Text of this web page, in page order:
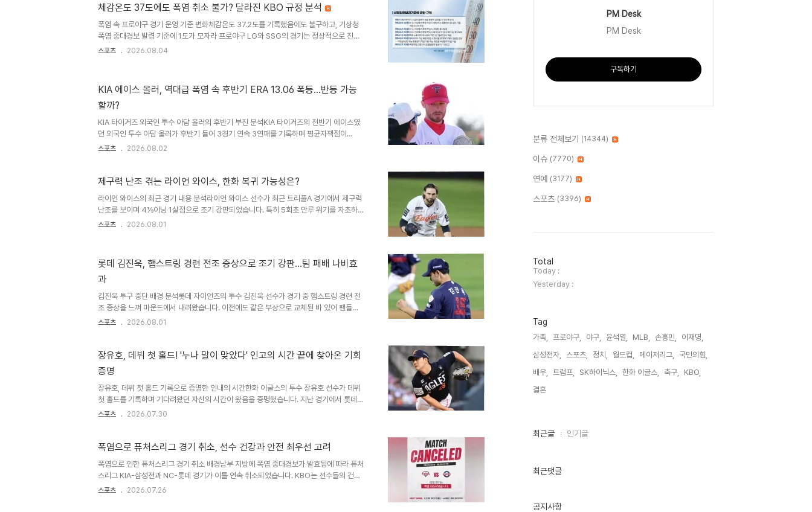
우선으로 고려한 향후 폭염 관련 리그 종합 운영 방침과 안전 대책을 논의할 계획입니다. 종
결정했습니다. 이는 KBO리그 10경기, 퓨처스리그 10경기에 해당하는 긴급 특별 조..
체감온도 37도에도 폭염 취소 불가? 달라진 KBO 규정 분석
폭염 속 프로야구 경기 운영 기준 변화체감온도 37.2도를 기록했음에도 불구하고, 기상청
폭염 중대경보 발령 기준에 1도가 모자라 프로야구 LG와 SSG의 경기는 정상적으로 진행
됩니다. 최근 지속되는 폭염으로부터 관람객과 선수단의 안전을 확보하기 위해 KBO는 기
는 취소 여부를 결정합니다. 폭염경보 이상 시 최대 1시간 경기 지연이 가능하며, 폭염중대
경보 발효 시에는 경기 당일 오전 1시 전까지 경기 취소를 결정할 수 있습니다. 다만, ..
스포츠 2026.08.04
KIA 에이스 올러, 역대급 폭염 속 후반기 ERA 13.06 폭등…반등 가능
할까?
KIA 타이거즈 외국인 투수 아담 올러의 후반기 부진 분석KIA 타이거즈의 전반기 에이스였
던 외국인 투수 아담 올러가 후반기 들어 3경기 연속 3연패를 기록하며 평균자책점이
13.06으로 폭등했습니다. 지난해 KBO 데뷔 후 성공적인 재계약을 통해 총액 120만 달러
철저한 관리에도 흔들리는 올러, 원인은 무엇인가?KIA 벤치는 지난해 팔꿈치 부상 이력이
후반기 더 나은 활약을 기대하는 구단의 의도였으나, 올러는 후반기 3경기에서 3패 ..
스포츠 2026.08.02
제구력 난조 겪는 라이언 와이스, 한화 복귀 가능성은?
라이언 와이스의 최근 경기 내용 분석라이언 와이스 선수가 최근 트리플A 경기에서 제구력
난조를 보이며 4⅓이닝 1실점으로 조기 강판되었습니다. 특히 5회초 만루 위기를 자초하
며 투구 내용을 마무리하지 못했습니다. 이는 그의 한화 이글스 복귀 가능성에 대한 우려를
발돋움했습니다. 이러한 활약을 바탕으로 한화는 그와 2년 최대 1000만 달러 조건으로 재
계약을 추진했으나, 미국 진출을 택했습니다. 미국 진출 후의 부진과 향후 전망..
스포츠 2026.08.01
롯데 김진욱, 햄스트링 경련 전조 증상으로 조기 강판…팀 패배 나비효
과
김진욱 투구 중단 배경 분석롯데 자이언츠의 투수 김진욱 선수가 경기 중 햄스트링 경련 전
조 증상을 느껴 마운드에서 내려왔습니다. 이전에도 같은 부상으로 교체된 바 있어 팬들의
우려가 커지고 있습니다. 병원 검진 결과는 이상 없었으나, 경기 중 갑작스러운 증상 발현으
불구하고 발생한 갑작스러운 교체는 팀의 패배로 이어지는 주요 원인이 되었습니다. 결국
롯데는 삼성 라이온즈에게 7-9로 패배했습니다. 선수단 컨디션 및 향후 관리 방안김진욱
선수는 현재 큰 문제는 없으나, 햄스트링 부상 재발 방지를 위해 컨디션 체크와 수분 섭..
스포츠 2026.08.01
장유호, 데뷔 첫 홀드! '누나 말이 맞았다' 인고의 시간 끝에 찾아온 기회
증명
장유호, 데뷔 첫 홀드 기록으로 증명한 인내의 시간한화 이글스의 투수 장유호 선수가 데뷔
첫 홀드를 기록하며 기다려왔던 자신의 시간이 왔음을 증명했습니다. 지난 경기에서 롯데
자이언츠를 상대로 1이닝 무실점을 기록하며 팀의 승리를 지켰습니다. 이는 장유호 선수에
간이 안 왔으니 기다리라'는 누나의 격려가 큰 위로가 되었다고 합니다. 또한, 이전 경기에
고 설명했습니다. 개명 후 달라진 마음가짐과 팀을 향한 열정장유호 선수는 개명 이후 더
욱..
스포츠 2026.07.30
폭염으로 퓨처스리그 경기 취소, 선수 건강과 안전 최우선 고려
폭염으로 인한 퓨처스리그 경기 취소 배경남부 지방에 폭염 중대경보가 발효됨에 따라 퓨처
스리그 KIA-삼성전과 NC-롯데 경기가 이틀 연속 취소되었습니다. KBO는 선수들의 건강
과 안전을 최우선으로 고려하여 이러한 결정을 내렸습니다. 이는 2024년 프로야구 최초로
스포츠 2026.07.26
PM Desk
PM Desk
구독하기
분류 전체보기 (14344)
이슈 (7770)
연예 (3177)
스포츠 (3396)
방
문
자
수
Total
Today :
Yesterday :
Tag
가족, 프로야구, 야구, 윤석열, MLB, 손흥민,
이재명,
삼성전자,
스포츠, 정치, 월드컵, 메이저리그,
국민의힘,
배우,
트럼프, SK하이닉스, 한화 이글스, 축구,
KBO,
결혼,
최
인
최근글 인기글
최근댓글
공지사항